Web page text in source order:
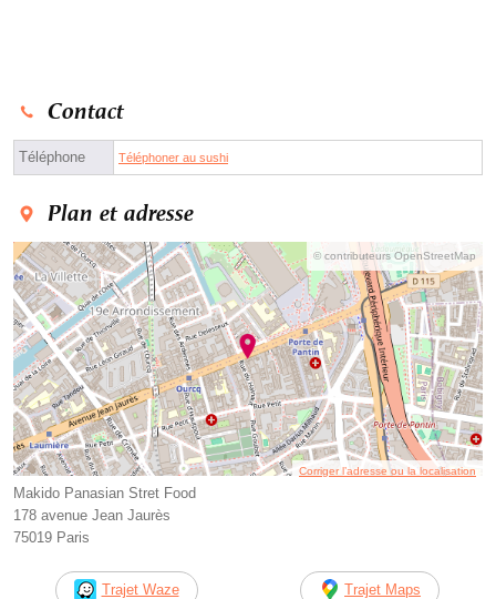
Contact
Téléphone Téléphoner au sushi
Plan et adresse
© contributeurs OpenStreetMap
Corriger l’adresse ou la localisation
Makido Panasian Stret Food
178 avenue Jean Jaurès
75019 Paris
Trajet Waze Trajet Maps